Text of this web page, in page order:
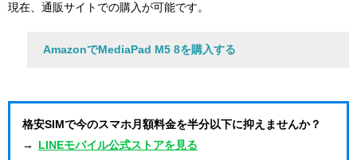
現在、通販サイトでの購入が可能です。
AmazonでMediaPad M5 8を購入する
格安SIMで今のスマホ月額料金を半分以下に抑えませんか？
→
LINEモバイル公式ストアを見る